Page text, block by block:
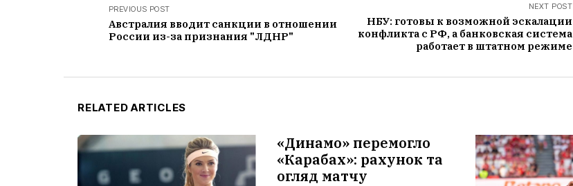
PREVIOUS POST
Австралия вводит санкции в отношении
России из-за признания "ЛДНР"
NEXT POST
НБУ: готовы к возможной эскалации
конфликта с РФ, а банковская система
работает в штатном режиме
RELATED ARTICLES
«Динамо» перемогло
«Карабах»: рахунок та
огляд матчу